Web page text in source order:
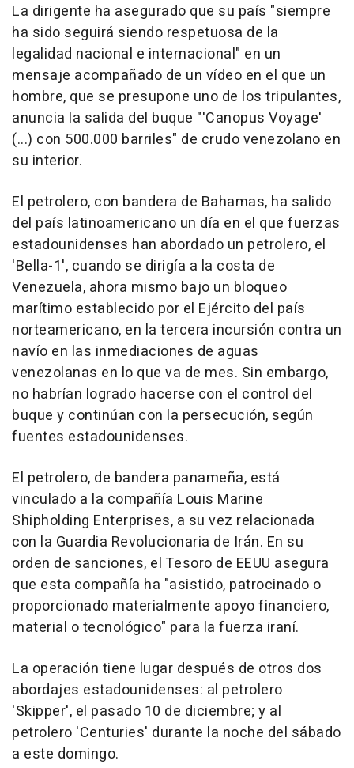
La dirigente ha asegurado que su país "siempre
ha sido seguirá siendo respetuosa de la
legalidad nacional e internacional" en un
mensaje acompañado de un vídeo en el que un
hombre, que se presupone uno de los tripulantes,
anuncia la salida del buque "'Canopus Voyage'
(...) con 500.000 barriles" de crudo venezolano en
su interior.
El petrolero, con bandera de Bahamas, ha salido
del país latinoamericano un día en el que fuerzas
estadounidenses han abordado un petrolero, el
'Bella-1', cuando se dirigía a la costa de
Venezuela, ahora mismo bajo un bloqueo
marítimo establecido por el Ejército del país
norteamericano, en la tercera incursión contra un
navío en las inmediaciones de aguas
venezolanas en lo que va de mes. Sin embargo,
no habrían logrado hacerse con el control del
buque y continúan con la persecución, según
fuentes estadounidenses.
El petrolero, de bandera panameña, está
vinculado a la compañía Louis Marine
Shipholding Enterprises, a su vez relacionada
con la Guardia Revolucionaria de Irán. En su
orden de sanciones, el Tesoro de EEUU asegura
que esta compañía ha "asistido, patrocinado o
proporcionado materialmente apoyo financiero,
material o tecnológico" para la fuerza iraní.
La operación tiene lugar después de otros dos
abordajes estadounidenses: al petrolero
'Skipper', el pasado 10 de diciembre; y al
petrolero 'Centuries' durante la noche del sábado
a este domingo.